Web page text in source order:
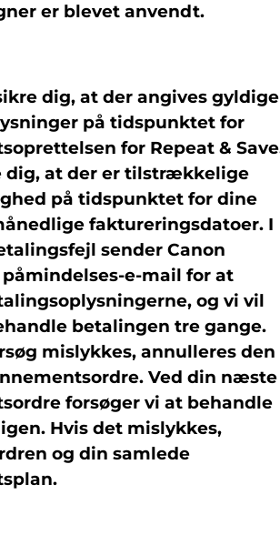
er blevet anvendt.
dig, at der angives gyldige
på tidspunktet for
for Repeat &
dig, at der er tilstrækkelige
på tidspunktet for dine
faktureringsdatoer. I
sender Canon
e-mail for at
og vi vil
betalingen tre gange.
mislykkes, annulleres den
Ved din næste
forsøger vi at behandle
Hvis det mislykkes,
og din samlede